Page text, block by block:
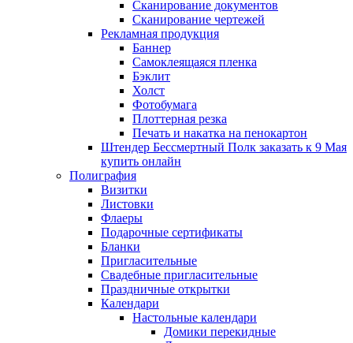
Сканирование документов
Сканирование чертежей
Рекламная продукция
Баннер
Самоклеящаяся пленка
Бэклит
Холст
Фотобумага
Плоттерная резка
Печать и накатка на пенокартон
Штендер Бессмертный Полк заказать к 9 Мая
купить онлайн
Полиграфия
Визитки
Листовки
Флаеры
Подарочные сертификаты
Бланки
Пригласительные
Свадебные пригласительные
Праздничные открытки
Календари
Настольные календари
Домики перекидные